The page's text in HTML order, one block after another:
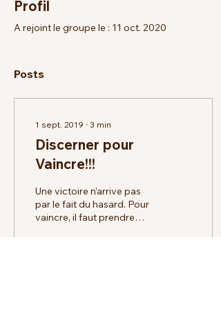
Profil
A rejoint le groupe le : 11 oct. 2020
Posts
1 sept. 2019 ∙ 3 min
Discerner pour
Vaincre!!!
Une victoire n’arrive pas
par le fait du hasard. Pour
vaincre, il faut prendre